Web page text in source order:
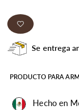
Se entrega
PRODUCTO PARA
Hecho en